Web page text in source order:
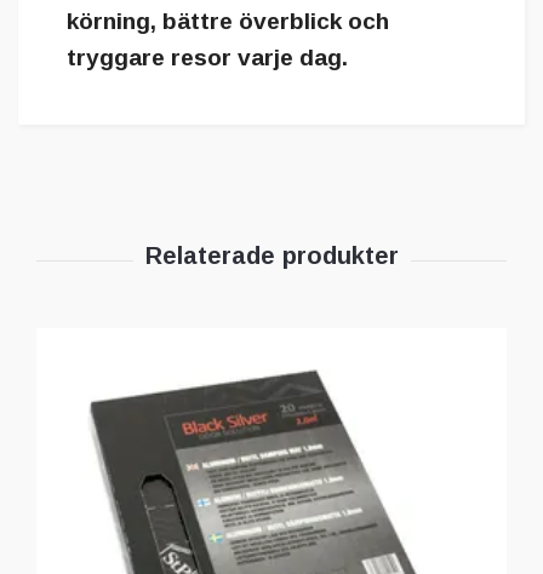
körning, bättre överblick och
tryggare resor varje dag.